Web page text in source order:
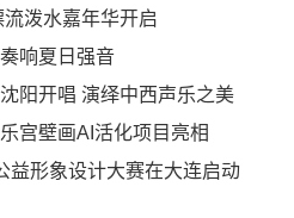
泼水嘉年华开启
响夏日强音
阳开唱 演绎中西声乐之美
宫壁画AI活化项目亮相
益形象设计大赛在大连启动